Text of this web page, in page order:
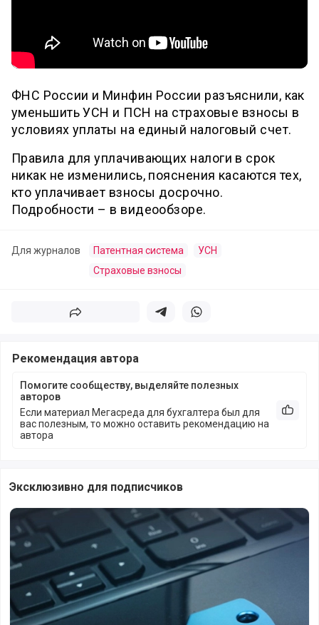
ФНС России и Минфин России разъяснили, как
уменьшить УСН и ПСН на страховые взносы в
условиях уплаты на единый налоговый счет.
Правила для уплачивающих налоги в срок
никак не изменились, пояснения касаются тех,
кто уплачивает взносы досрочно.
Подробности – в видеообзоре.
Для журналов Патентная система
УСН
Страховые взносы
Поделиться Поделиться в телеграм
Поделиться в whatsapp
Рекомендация автора
Помогите сообществу, выделяйте полезных
авторов
Если материал Мегасреда для бухгалтера был для
вас полезным, то можно оставить рекомендацию на
автора
Эксклюзивно для подписчиков